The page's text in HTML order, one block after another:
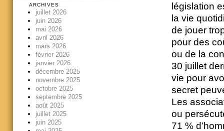
législation
la vie
de jouer
pour des
ou de la
30 juillet
vie pour
secret
Les
ou
71 %
ARCHIVES
juillet 2026
juin 2026
mai 2026
avril 2026
mars 2026
février 2026
janvier 2026
décembre 2025
novembre 2025
octobre 2025
septembre 2025
août 2025
juillet 2025
juin 2025